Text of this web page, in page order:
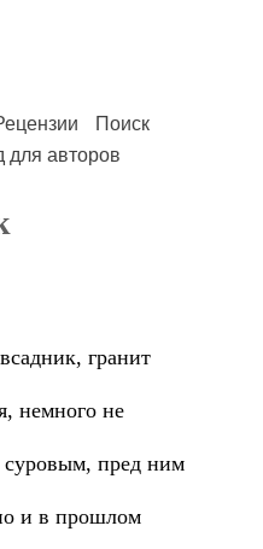
Поиск
для авторов
гранит
немного не
пред ним
и в прошлом